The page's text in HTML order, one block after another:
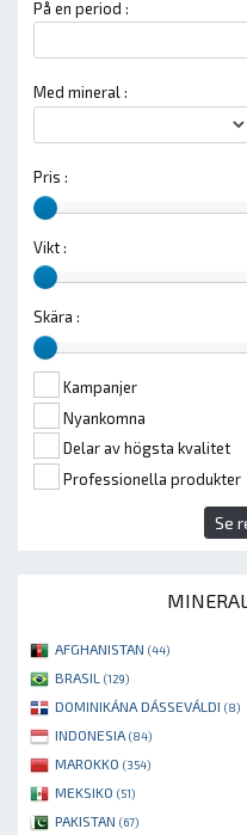
På en period :
Med mineral :
Pris :
Vikt :
Skära :
Kampanjer
Nyankomna
Delar av högsta kvalitet
Professionella produkter
Se
AFGHANISTAN (44)
BRASIL (129)
DOMINIKÁNA DÁSSEVÁLDI (8)
INDONESIA (84)
MAROKKO (354)
MEKSIKO (51)
PAKISTAN (67)